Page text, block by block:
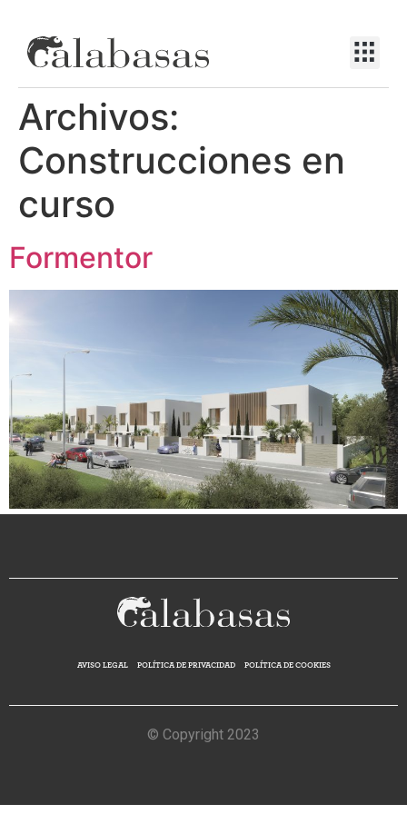
Archivos:
Construcciones en
curso
Formentor
AVISO LEGAL POLÍTICA DE PRIVACIDAD POLÍTICA DE COOKIES
© Copyright 2023